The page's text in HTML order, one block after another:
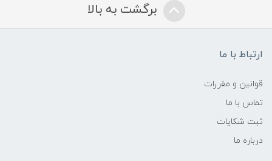
برگشت به بالا
ارتباط با ما
قوانین و مقررات
تماس با ما
ثبت شکایات
درباره ما